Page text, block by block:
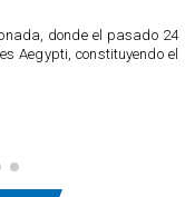
de este miércoles, se
en los sectores de